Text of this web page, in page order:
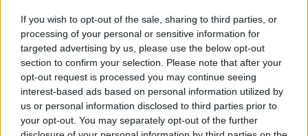
If you wish to opt-out of the sale, sharing to third parties, or
processing of your personal or sensitive information for
targeted advertising by us, please use the below opt-out
section to confirm your selection. Please note that after your
opt-out request is processed you may continue seeing
interest-based ads based on personal information utilized by
us or personal information disclosed to third parties prior to
your opt-out. You may separately opt-out of the further
ΡΟΗ ΑΝΑΚΟΙΝΩΣΕΩΝ
KES COLLEGE
6 Αυγούστου 2026